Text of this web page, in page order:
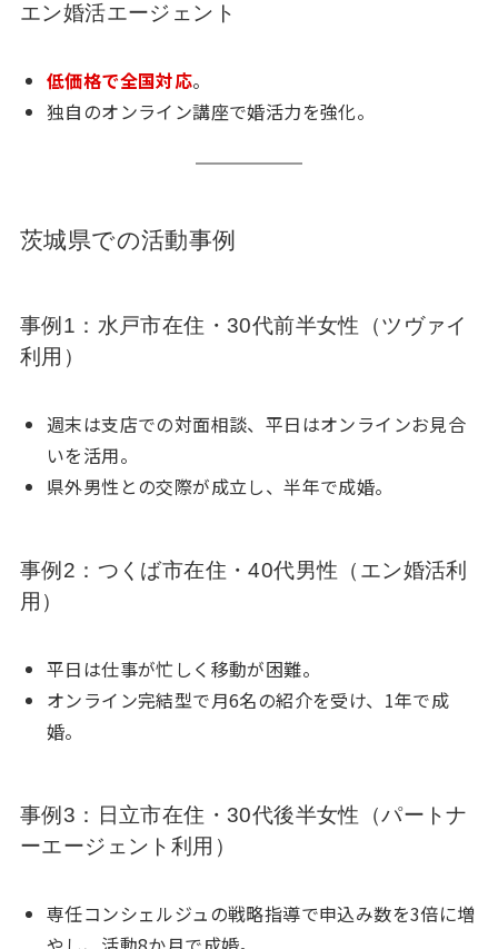
エン婚活エージェント
低価格で全国対応。
独自のオンライン講座で婚活力を強化。
茨城県での活動事例
事例1：水戸市在住・30代前半女性（ツヴァイ
利用）
週末は支店での対面相談、平日はオンラインお見合
いを活用。
県外男性との交際が成立し、半年で成婚。
事例2：つくば市在住・40代男性（エン婚活利
用）
平日は仕事が忙しく移動が困難。
オンライン完結型で月6名の紹介を受け、1年で成
婚。
事例3：日立市在住・30代後半女性（パートナ
ーエージェント利用）
専任コンシェルジュの戦略指導で申込み数を3倍に増